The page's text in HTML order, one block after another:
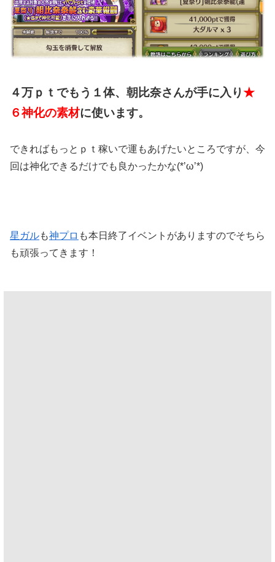
４万ｐｔでもう１体、朝比奈さんが手に入り★
６神化の素材に使います。
できればもっとｐｔ稼いで運もあげたいところですが、今
回は神化できるだけでも良かったかな(*’ω’*)
星ガルも神プロ も本日終了イベントがありますのでそちら
も頑張ってきます！